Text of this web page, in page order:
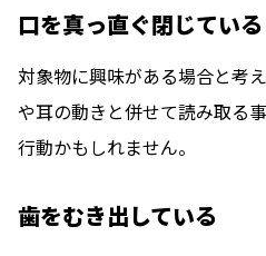
口を真っ直ぐ閉じている
対象物に興味がある場合と考
や耳の動きと併せて読み取る
行動かもしれません。
歯をむき出している